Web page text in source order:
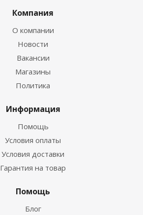
Компания
О компании
Новости
Вакансии
Магазины
Политика
Информация
Помощь
Условия оплаты
Условия доставки
Гарантия на товар
Помощь
Блог